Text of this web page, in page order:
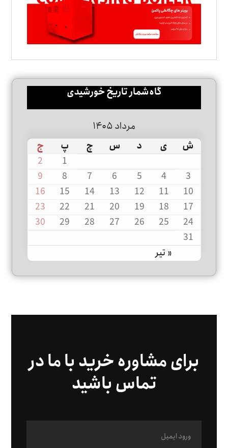
گاه‌شمار تاریخ خورشیدی
مرداد ۱۴۰۵
ش
ی د س چ پ ج
« تیر
1
2
3
4
5
6
7
8
9
10
11
12
13
14
15
16
17
18
19
20
21
22
23
24
25
26
27
28
29
30
31
برای مشاوره خرید با ما در
تماس باشید